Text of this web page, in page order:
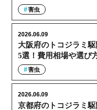
害虫
大阪府のトコジラミ
5選！費用相場や選び
2026.06.09
害虫
京都府のトコジラミ
2026.06.09